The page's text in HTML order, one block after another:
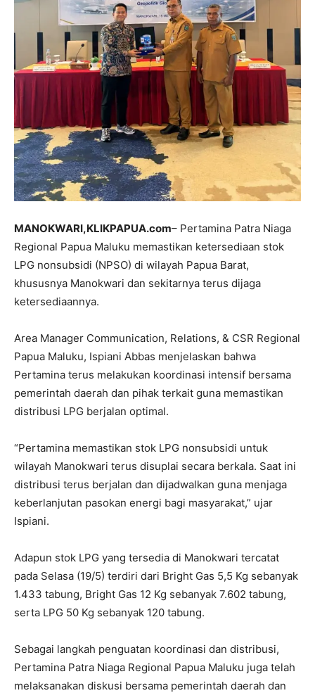
MANOKWARI,KLIKPAPUA.com– Pertamina Patra Niaga
Regional Papua Maluku memastikan ketersediaan stok
LPG nonsubsidi (NPSO) di wilayah Papua Barat,
khususnya Manokwari dan sekitarnya terus dijaga
ketersediaannya.
Area Manager Communication, Relations, & CSR Regional
Papua Maluku, Ispiani Abbas menjelaskan bahwa
Pertamina terus melakukan koordinasi intensif bersama
pemerintah daerah dan pihak terkait guna memastikan
distribusi LPG berjalan optimal.
“Pertamina memastikan stok LPG nonsubsidi untuk
wilayah Manokwari terus disuplai secara berkala. Saat ini
distribusi terus berjalan dan dijadwalkan guna menjaga
keberlanjutan pasokan energi bagi masyarakat,” ujar
Ispiani.
Adapun stok LPG yang tersedia di Manokwari tercatat
pada Selasa (19/5) terdiri dari Bright Gas 5,5 Kg sebanyak
1.433 tabung, Bright Gas 12 Kg sebanyak 7.602 tabung,
serta LPG 50 Kg sebanyak 120 tabung.
Sebagai langkah penguatan koordinasi dan distribusi,
Pertamina Patra Niaga Regional Papua Maluku juga telah
melaksanakan diskusi bersama pemerintah daerah dan